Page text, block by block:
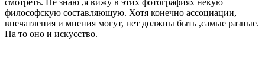
смотреть. Не знаю ,я вижу в этих фотографиях некую
философскую составляющую. Хотя конечно ассоциации,
впечатления и мнения могут, нет должны быть ,самые разные.
На то оно и искусство.